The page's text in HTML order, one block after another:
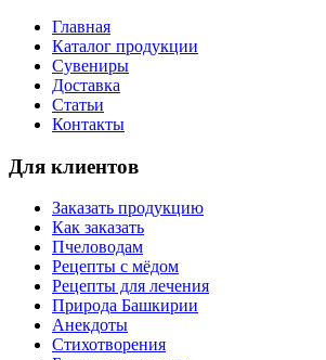
Главная
Каталог продукции
Сувениры
Доставка
Статьи
Контакты
Для клиентов
Заказать продукцию
Как заказать
Пчеловодам
Рецепты с мёдом
Рецепты для лечения
Природа Башкирии
Анекдоты
Стихотворения